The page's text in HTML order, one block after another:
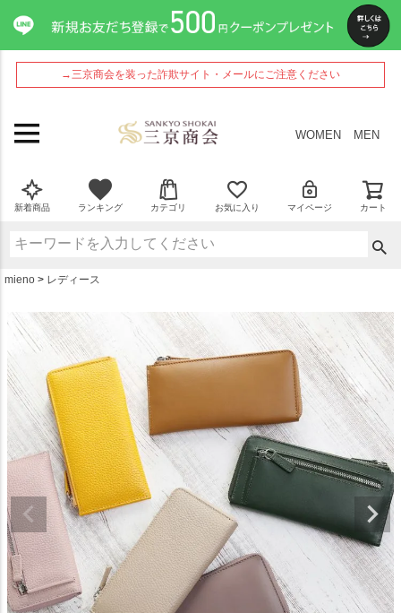
→三京商会を装った詐欺サイト・メールにご注意ください
WOMEN MEN
新着商品 ランキング カテゴリ お気に入り マイページ カート
mieno レディース
ペー
ジト
ップ
へ